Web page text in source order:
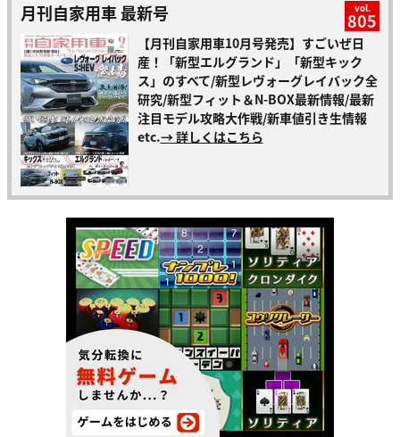
月刊自家用車 最新号 vol.
805
【月刊自家用車10月号発売】すごいぜ日
産！「新型エルグランド」「新型キック
ス」のすべて/新型レヴォーグレイバック全
研究/新型フィット＆N-BOX最新情報/最新
注目モデル攻略大作戦/新車値引き生情報
etc.→ 詳しくはこちら